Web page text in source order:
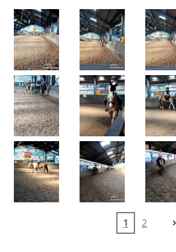
1 2